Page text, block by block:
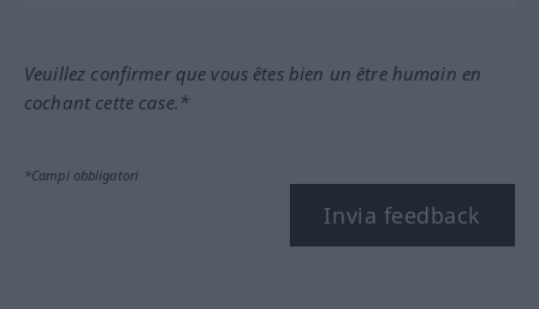
Veuillez confirmer que vous êtes bien un être humain en
cochant cette case.*
*Campi obbligatori
Invia feedback